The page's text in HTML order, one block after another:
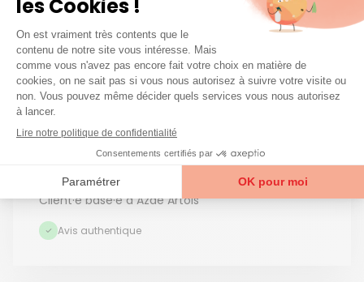
5/5 23/07/2026
"Très bon service et personne
professionnelle"
Eric P.
Client·e basé·e à Azaé Artois
Avis authentique